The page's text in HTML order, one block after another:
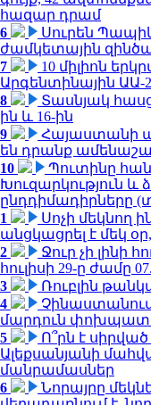
հազար դրամ
6
Սուրեն
ժամկետային
7
10 միլիոն
Արգենտինային ԱԱ-
8
Տասնյակ
ին և 16-ին
9
Հայաստանի
են դրանք
10
Պուտինը
Խուզարկություն և
ընդդիմադիրները
1
Սոչի մեկնող
անցկացրել է մեկ
2
Ջուր չի լինի
հուլիսի 29-ը ժամը
3
Ռուբլին
4
մարդուն
5
Ո՞րն է
Ալեքսանյանի
մանրամասներ
6
Նորայրը